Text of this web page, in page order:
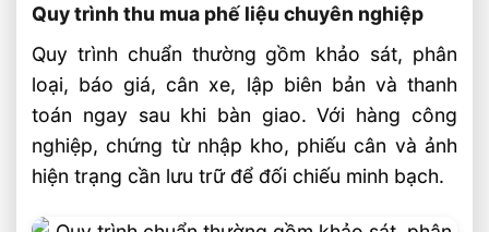
Quy trình thu mua phế liệu chuyên nghiệp
Quy trình chuẩn thường gồm khảo sát, phân
loại, báo giá, cân xe, lập biên bản và thanh
toán ngay sau khi bàn giao. Với hàng công
nghiệp, chứng từ nhập kho, phiếu cân và ảnh
hiện trạng cần lưu trữ để đối chiếu minh bạch.